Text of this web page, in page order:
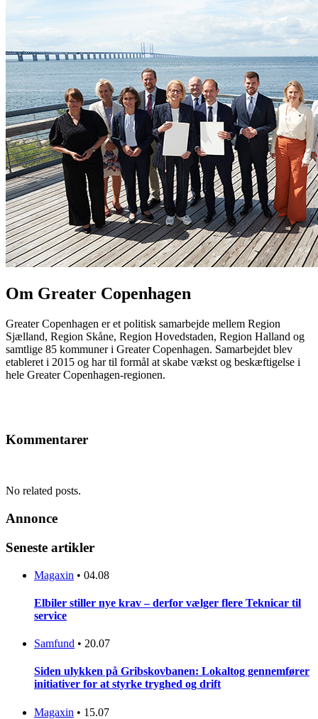
Om Greater Copenhagen
Greater Copenhagen er et politisk samarbejde mellem Region
Sjælland, Region Skåne, Region Hovedstaden, Region Halland og
samtlige 85 kommuner i Greater Copenhagen. Samarbejdet blev
etableret i 2015 og har til formål at skabe vækst og beskæftigelse i
hele Greater Copenhagen-regionen.
Kommentarer
No related posts.
Annonce
Seneste artikler
Magaxin • 04.08
Elbiler stiller nye krav – derfor vælger flere Teknicar til
service
Samfund • 20.07
Siden ulykken på Gribskovbanen: Lokaltog gennemfører
initiativer for at styrke tryghed og drift
Magaxin • 15.07